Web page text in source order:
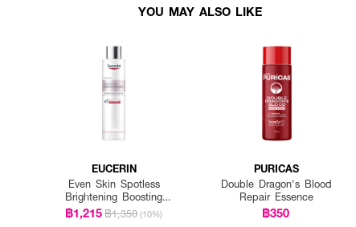
YOU MAY ALSO LIKE
EUCERIN
Even Skin Spotless
Brightening Boosting
Essence
฿1,215฿1,350 (10%)
PURICAS
Double Dragon's Blood
Repair Essence
฿350